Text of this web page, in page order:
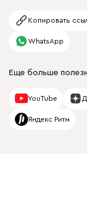
Копировать
WhatsApp
Еще больше
YouTube
Яндекс Ритм